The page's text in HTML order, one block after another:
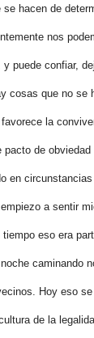
hacen de
nos
y puede confiar,
cosas que no se
la
pacto de
en
a sentir
eso era
caminando
Hoy eso
de la